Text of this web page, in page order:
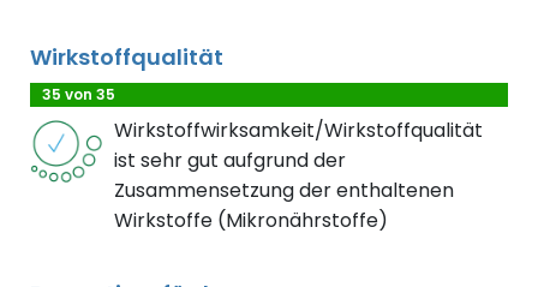
Wirkstoffqualität
35 von 35
Wirkstoffwirksamkeit/Wirkstoffqualität
ist sehr gut aufgrund der
Zusammensetzung der enthaltenen
Wirkstoffe (Mikronährstoffe)